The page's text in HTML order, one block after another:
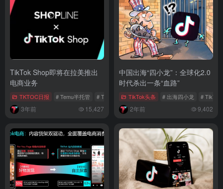
TikTok Shop即将在拉美推出
电商业务
TKTOC日报 # Temu半托管 # TEMU # TikTok越南
3年前 15,427
中国出海“四小龙”：全球化2.0
时代杀出一条“血路”
TikTok头条 # 出海四小龙 # TikTok
2年前 9,402